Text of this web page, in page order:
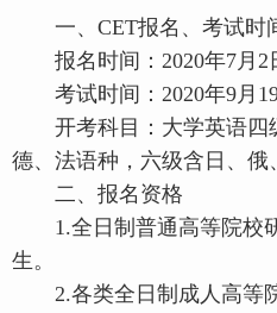
一、CET报名、考试时
报名时间：2020年7月2
考试时间：2020年9月19
开考科目：大学英语四
德、法语种，六级含日、俄
二、报名资格
1.全日制普通高等院校
生。
2.各类全日制成人高等院